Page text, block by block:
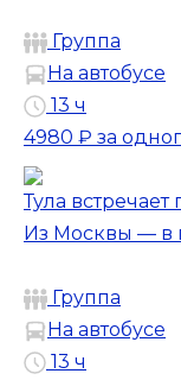
Группа
На автобусе
13 ч
4980 ₽ за
Тула встречает
Из Москвы — в
Группа
На автобусе
13 ч